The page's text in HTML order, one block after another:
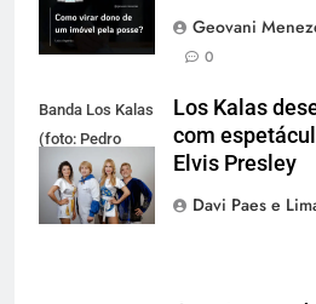
Geovani
0
Banda Los Kalas
(foto: Pedro
Oliveira)
Los Kalas
com
Elvis Presley
Davi Paes e